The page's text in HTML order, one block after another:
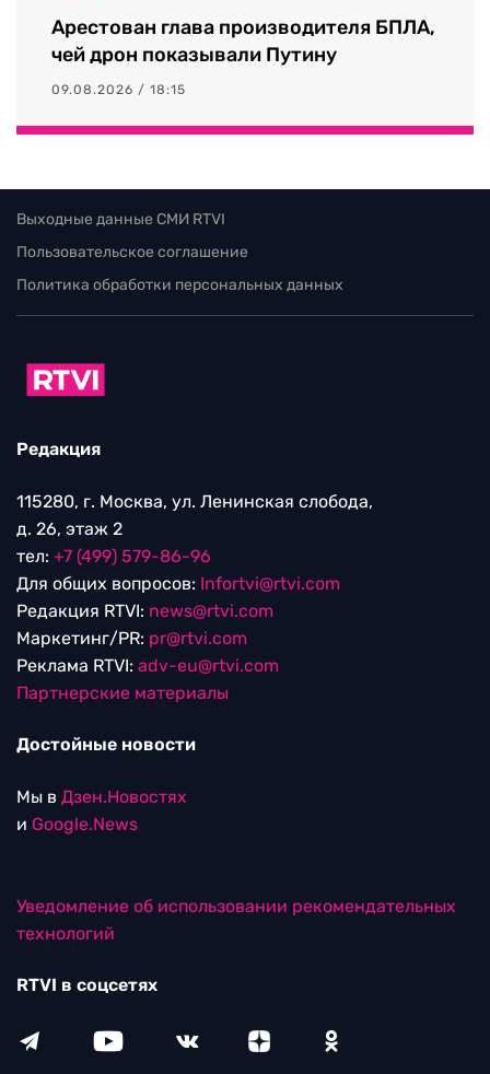
Арестован глава производителя БПЛА,
чей дрон показывали Путину
09.08.2026 / 18:15
Выходные данные СМИ RTVI
Пользовательское соглашение
Политика обработки персональных данных
Редакция
115280, г. Москва, ул. Ленинская слобода,
д. 26, этаж 2
тел: +7 (499) 579-86-96
Для общих вопросов: Infortvi@rtvi.com
Редакция RTVI: news@rtvi.com
Маркетинг/PR: pr@rtvi.com
Реклама RTVI: adv-eu@rtvi.com
Партнерские материалы
Достойные новости
Мы в Дзен.Новостях
и Google.News
Уведомление об использовании рекомендательных
технологий
RTVI в соцсетях